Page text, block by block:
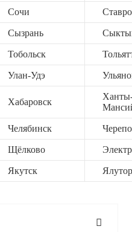
Сочи
Сызрань
Тобольск
Улан-Удэ
Хабаровск
Челябинск
Щёлково
Якутск